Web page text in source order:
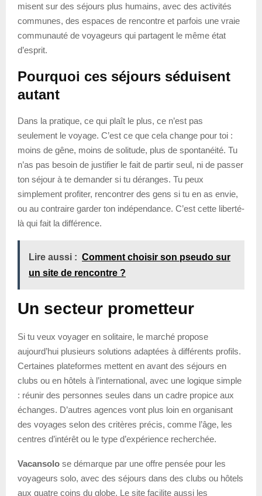
misent sur des séjours plus humains, avec des activités
communes, des espaces de rencontre et parfois une vraie
communauté de voyageurs qui partagent le même état
d’esprit.
Pourquoi ces séjours séduisent
autant
Dans la pratique, ce qui plaît le plus, ce n’est pas
seulement le voyage. C’est ce que cela change pour toi :
moins de gêne, moins de solitude, plus de spontanéité. Tu
n’as pas besoin de justifier le fait de partir seul, ni de passer
ton séjour à te demander si tu déranges. Tu peux
simplement profiter, rencontrer des gens si tu en as envie,
ou au contraire garder ton indépendance. C’est cette liberté-
là qui fait la différence.
Lire aussi : Comment choisir son pseudo sur
un site de rencontre ?
Un secteur prometteur
Si tu veux voyager en solitaire, le marché propose
aujourd’hui plusieurs solutions adaptées à différents profils.
Certaines plateformes mettent en avant des séjours en
clubs ou en hôtels à l’international, avec une logique simple
: réunir des personnes seules dans un cadre propice aux
échanges. D’autres agences vont plus loin en organisant
des voyages selon des critères précis, comme l’âge, les
centres d’intérêt ou le type d’expérience recherchée.
Vacansolo se démarque par une offre pensée pour les
voyageurs solo, avec des séjours dans des clubs ou hôtels
aux quatre coins du globe. Le site facilite aussi les